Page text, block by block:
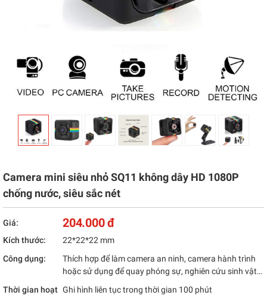
Camera mini siêu nhỏ SQ11 không dây HD 1080P
chống nước, siêu sắc nét
Giá: 204.000 đ
Kích thước:
22*22*22 mm
Công dụng:
Thích hợp để làm camera an ninh, camera hành trình
hoặc sử dụng để quay phóng sự, nghiên cứu sinh vật…
Thời gian hoạt Ghi hình liên tục trong thời gian 100 phút